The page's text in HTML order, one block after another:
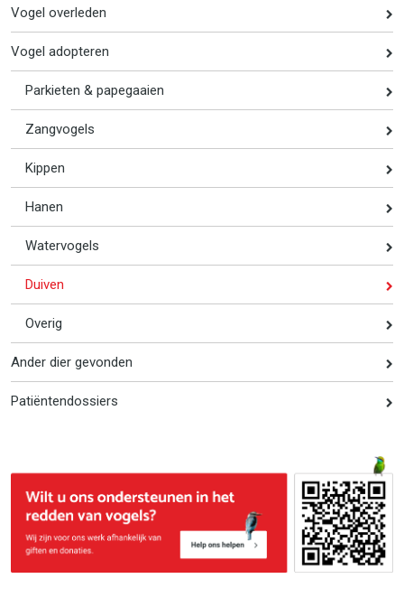
Vogel overleden
Vogel adopteren
Parkieten & papegaaien
Zangvogels
Kippen
Hanen
Watervogels
Duiven
Overig
Ander dier gevonden
Patiëntendossiers